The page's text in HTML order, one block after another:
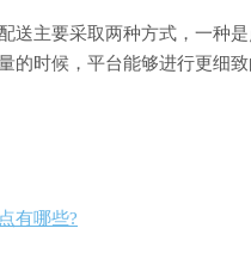
主要采取两种方式，一种是
的时候，平台能够进行更细
有哪些?